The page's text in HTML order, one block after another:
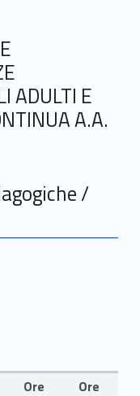
ADULTI E
A.A.
/
Ore
Ore